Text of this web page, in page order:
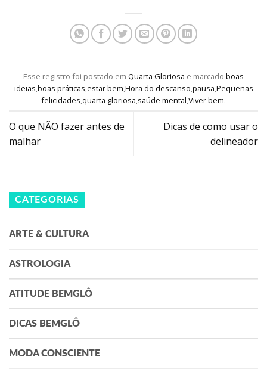
Esse registro foi postado em Quarta Gloriosa e marcado boas
ideias,boas práticas,estar bem,Hora do descanso,pausa,Pequenas
felicidades,quarta gloriosa,saúde mental,Viver bem.
O que NÃO fazer antes de
malhar
Dicas de como usar o
delineador
CATEGORIAS
ARTE & CULTURA
ASTROLOGIA
ATITUDE BEMGLÔ
DICAS BEMGLÔ
MODA CONSCIENTE